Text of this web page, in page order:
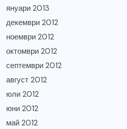
януари 2013
декември 2012
ноември 2012
октомври 2012
септември 2012
август 2012
юли 2012
юни 2012
май 2012